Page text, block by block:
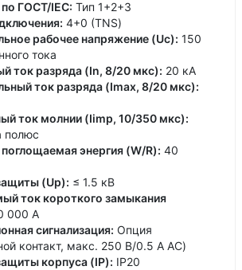
ГОСТ/IEC: Тип 1+2+3
4+0 (TNS)
рабочее напряжение (Uc): 150
тока
ток разряда (In, 8/20 мкс): 20 кА
ток разряда (Imax, 8/20 мкс):
ток молнии (Iimp, 10/350 мкс):
полюс
энергия (W/R): 40
(Up): ≤ 1.5 кВ
ток короткого замыкания
000 A
сигнализация: Опция
контакт, макс. 250 В/0.5 A AC)
корпуса (IP): IP20